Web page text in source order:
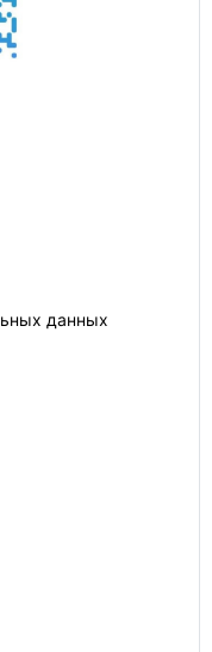
данных